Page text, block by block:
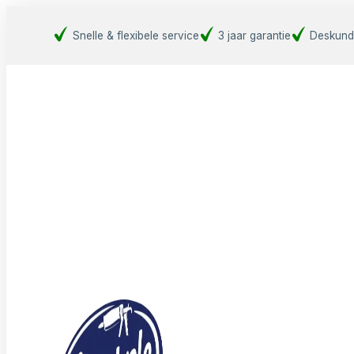
Snelle & flexibele service 3 jaar garantie